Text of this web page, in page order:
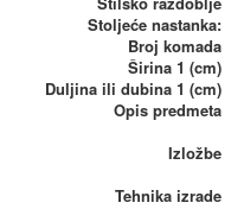
Stoljeće nastanka:
Broj komada
Širina 1 (cm)
Duljina ili dubina 1 (cm)
Opis predmeta
Izložbe
Tehnika izrade